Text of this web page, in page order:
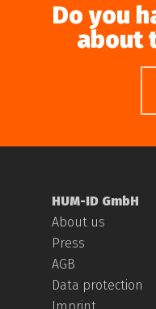
Do you
about
HUM-ID GmbH
About us
Press
AGB
Data protection